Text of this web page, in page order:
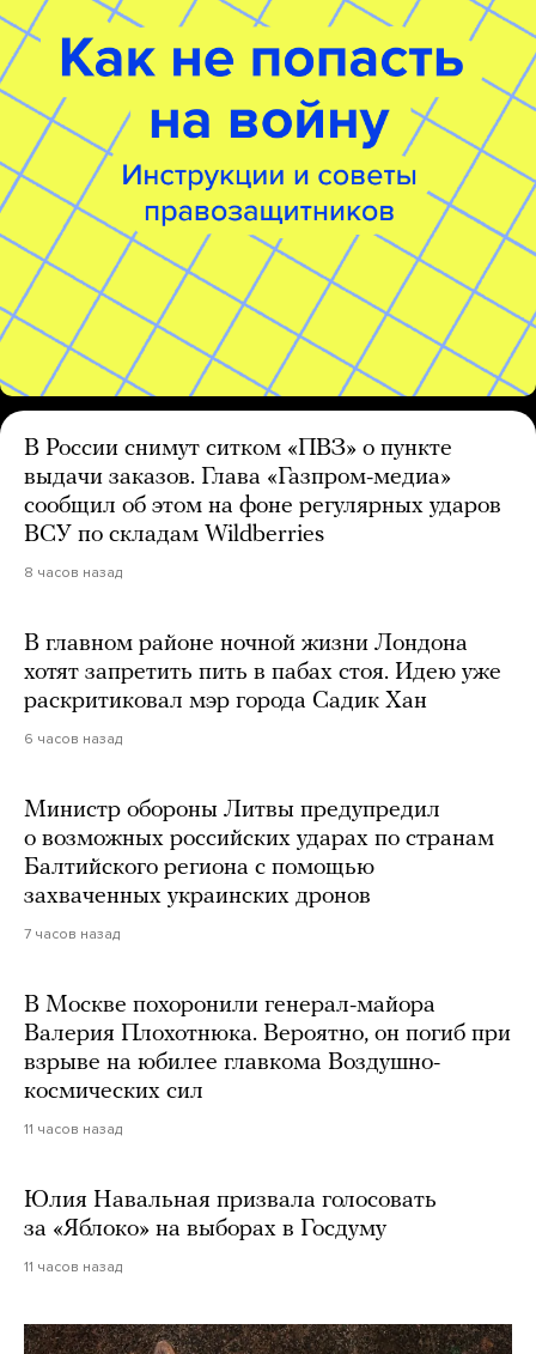
В России снимут ситком «ПВЗ» о пункте
выдачи заказов. Глава «Газпром-медиа»
сообщил об этом на фоне регулярных ударов
ВСУ по складам Wildberries
8 часов назад
В главном районе ночной жизни Лондона
хотят запретить пить в пабах стоя. Идею уже
раскритиковал мэр города Садик Хан
6 часов назад
Министр обороны Литвы предупредил
о возможных российских ударах по странам
Балтийского региона с помощью
захваченных украинских дронов
7 часов назад
В Москве похоронили генерал-майора
Валерия Плохотнюка. Вероятно, он погиб при
взрыве на юбилее главкома Воздушно-
космических сил
11 часов назад
Юлия Навальная призвала голосовать
за «Яблоко» на выборах в Госдуму
11 часов назад